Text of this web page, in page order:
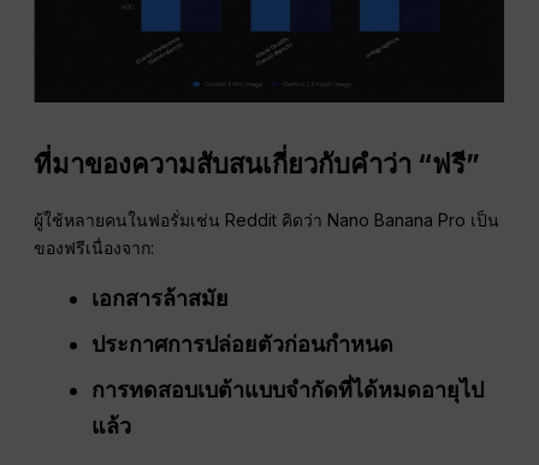
ที่มาของความสับสนเกี่ยวกับคำว่า “ฟรี”
ผู้ใช้หลายคนในฟอรั่มเช่น Reddit คิดว่า Nano Banana Pro เป็น
ของฟรีเนื่องจาก:
เอกสารล้าสมัย
ประกาศการปล่อยตัวก่อนกำหนด
การทดสอบเบต้าแบบจำกัดที่ได้หมดอายุไป
แล้ว